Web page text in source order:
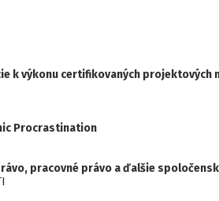
k výkonu certifikovaných projektových
Procrastination
pracovné právo a ďalšie